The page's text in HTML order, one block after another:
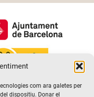
com ara galetes per
dispositiu. Donar el